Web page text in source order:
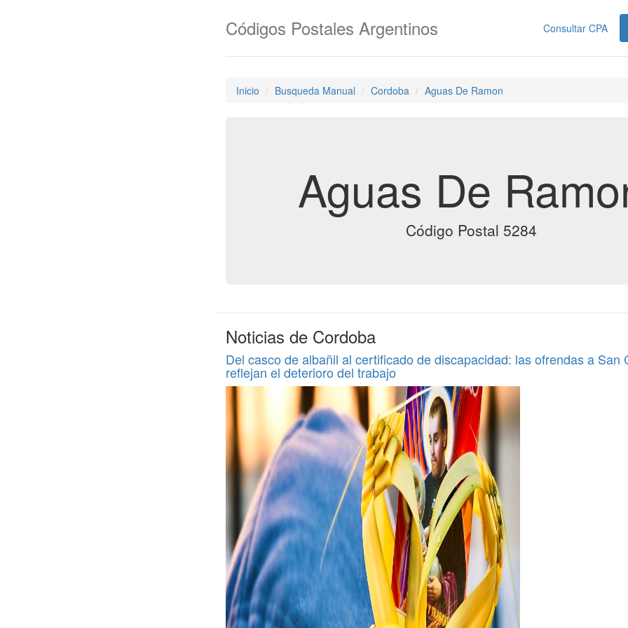
Consultar CPA
Códigos Postales Argentinos
Inicio Busqueda Manual Cordoba Aguas De Ramon
Aguas De
Código Postal 5284
Noticias de Cordoba
Del casco de albañil al certificado de discapacidad: las ofrendas a San
reflejan el deterioro del trabajo